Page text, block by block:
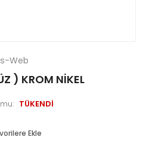
Web
) KROM NİKEL
TÜKENDİ
Ekle